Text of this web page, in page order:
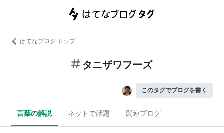
はてなブログ トップ
タニザワフーズ
このタグでブログを書く
言葉の解説 ネットで話題 関連ブログ